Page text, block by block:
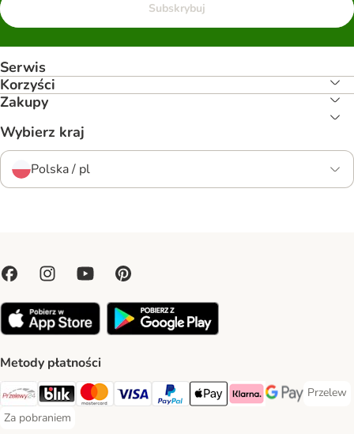
Subskrybuj
Serwis
Korzyści
Zakupy
Wybierz kraj
Polska / pl
Metody płatności
Przelewy24 Payment Method
Blik Payment Method
MasterCard Payment Method
Visa Payment Method
PayPal Payment Method
Apple Pay Payment Method
Klarna Payment Method
Google Pay
Przelew
Przelew
Za pobraniem
Za pobraniem Payment Method